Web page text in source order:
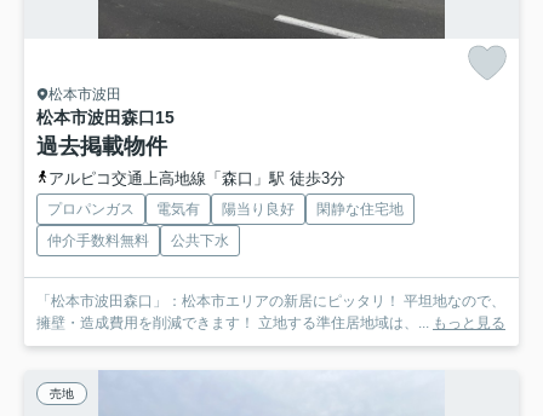
松本市波田
松本市波田森口15
過去掲載物件
アルピコ交通上高地線「森口」駅 徒歩3分
プロパンガス 電気有 陽当り良好
閑静な住宅地
仲介手数料無料
公共下水
「松本市波田森口」：松本市エリアの新居にピッタリ！ 平坦地なので、
擁壁・造成費用を削減できます！ 立地する準住居地域は、... もっと見る
売地